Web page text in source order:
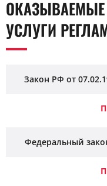
или в ходе наблюдения
Периодичность
УСЛУГИ
Закон РФ от
Федеральный